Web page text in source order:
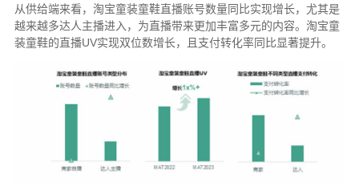
从供给端来看，淘宝童装童鞋直播账号数量同比实现增长，尤其是
越来越多达人主播进入，为直播带来更加丰富多元的内容。淘宝童
装童鞋的直播UV实现双位数增长，且支付转化率同比显著提升。